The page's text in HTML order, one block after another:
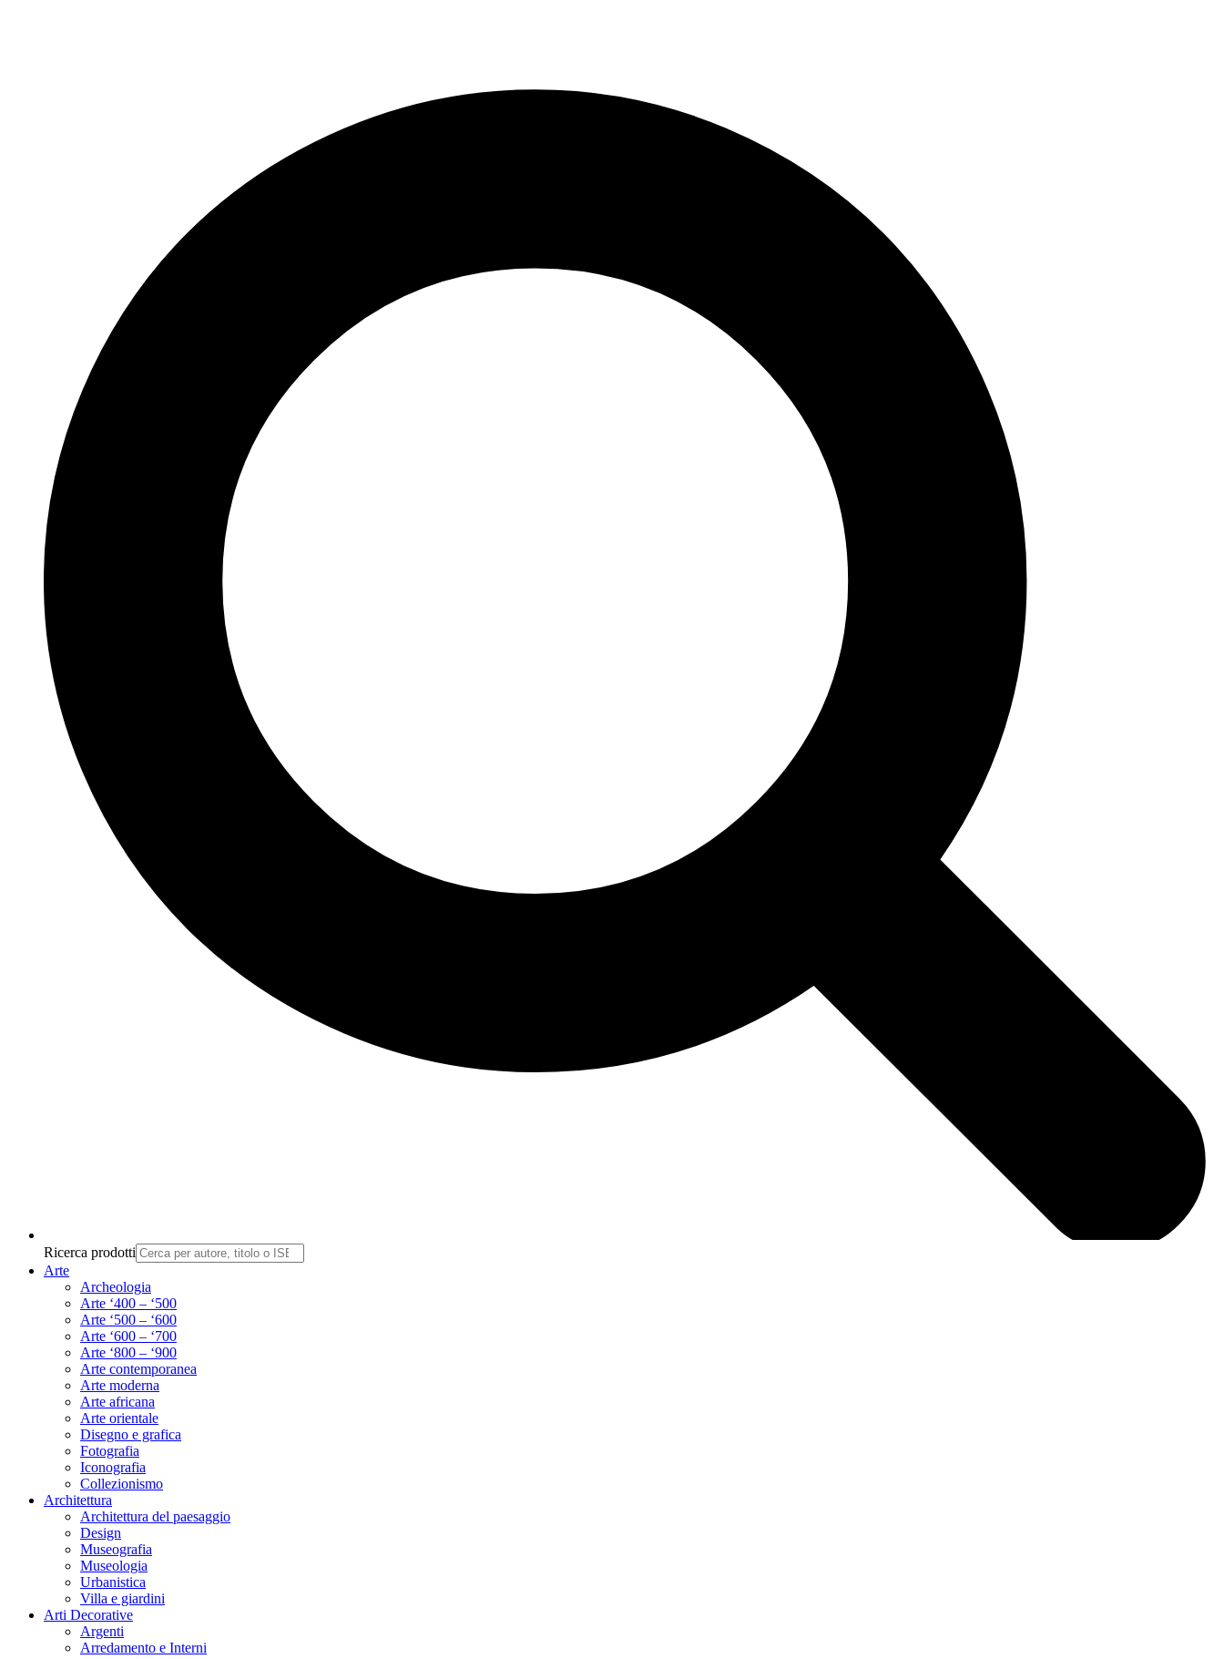
Ricerca prodotti
Arte
Archeologia
Arte ‘400 – ‘500
Arte ‘500 – ‘600
Arte ‘600 – ‘700
Arte ‘800 – ‘900
Arte contemporanea
Arte moderna
Arte africana
Arte orientale
Disegno e grafica
Fotografia
Iconografia
Collezionismo
Architettura
Architettura del paesaggio
Design
Museografia
Museologia
Urbanistica
Villa e giardini
Arti Decorative
Argenti
Arredamento e Interni